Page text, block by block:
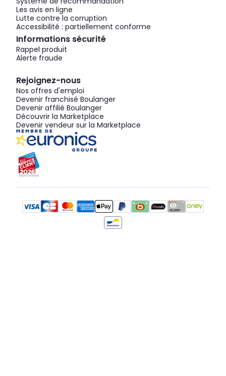
Les avis en ligne
Lutte contre la corruption
Accessibilité : partiellement conforme
Informations sécurité
Rappel produit
Alerte fraude
Rejoignez-nous
Nos offres d'emploi
Devenir franchisé Boulanger
Devenir affilié Boulanger
Découvrir la Marketplace
Devenir vendeur sur la Marketplace